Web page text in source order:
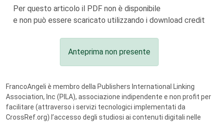
Per questo articolo il PDF non è disponibile
e non può essere scaricato utilizzando i download credit
Anteprima non presente
FrancoAngeli è membro della Publishers International Linking
Association, Inc (PILA), associazione indipendente e non profit per
facilitare (attraverso i servizi tecnologici implementati da
CrossRef.org) l’accesso degli studiosi ai contenuti digitali nelle